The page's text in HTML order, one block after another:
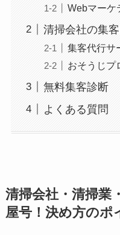
Webマーケ
清掃会社の集
集客代行サ
おそうじプ
無料集客診断
よくある質問
清掃会社・清掃業
屋号！決め方のポ